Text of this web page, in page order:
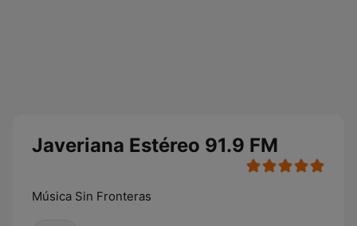
Javeriana Estéreo 91.9 FM
Música Sin Fronteras